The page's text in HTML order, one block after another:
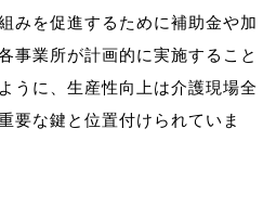
みを促進するために補助金や加
事業所が計画的に実施すること
うに、生産性向上は介護現場全
要な鍵と位置付けられていま